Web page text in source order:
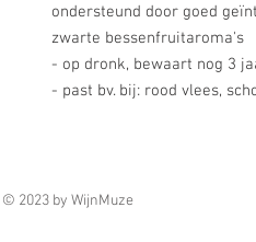
ondersteund door goed
zwarte bessenfruitaroma's
- op dronk, bewaart nog 3
- past bv. bij: rood vlees,
© 2023 by WijnMuze